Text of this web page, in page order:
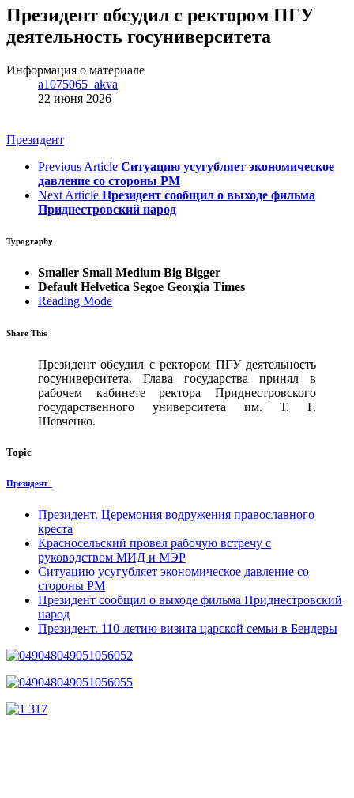
Президент обсудил с ректором ПГУ
деятельность госуниверситета
Информация о материале
a1075065_akva
22 июня 2026
Президент
Previous Article Ситуацию усугубляет экономическое
давление со стороны РМ
Next Article Президент сообщил о выходе фильма
Приднестровский народ
Typography
Smaller Small Medium Big Bigger
Default Helvetica Segoe Georgia Times
Reading Mode
Share This
Президент обсудил с ректором ПГУ деятельность
госуниверситета. Глава государства принял в
рабочем кабинете ректора Приднестровского
государственного университета им. Т. Г.
Шевченко.
Topic
Президент
Президент. Церемония водружения православного
креста
Красносельский провел рабочую встречу с
руководством МИД и МЭР
Ситуацию усугубляет экономическое давление со
стороны РМ
Президент сообщил о выходе фильма Приднестровский
народ
Президент. 110-летию визита царской семьи в Бендеры